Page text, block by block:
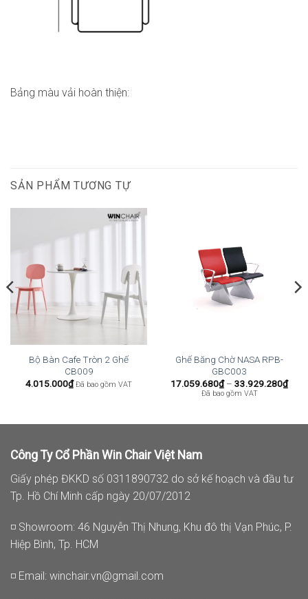
Bảng màu vải hoàn thiện:
SẢN PHẨM TƯƠNG TỰ
Bộ Bàn Cafe Tròn 2 Ghế
CB009
4.015.000₫ Đã bao gồm VAT
Ghế Băng Chờ NASA RPB-
GBC003
17.059.680₫ – 33.929.280₫
giá:
Đã bao gồm VAT
Công Ty Cổ Phần Win Chair Việt Nam
Giấy phép ĐKKD số 0311890732 do sở kế hoạch và đầu tư
Tp. Hồ Chí Minh cấp ngày 20/07/2012
◽ Showroom: 46 Nguyễn Thị Nhung, Khu đô thị Vạn Phúc, P.
Hiệp Bình, Tp. HCM
◽ Email: winchair.vn@gmail.com